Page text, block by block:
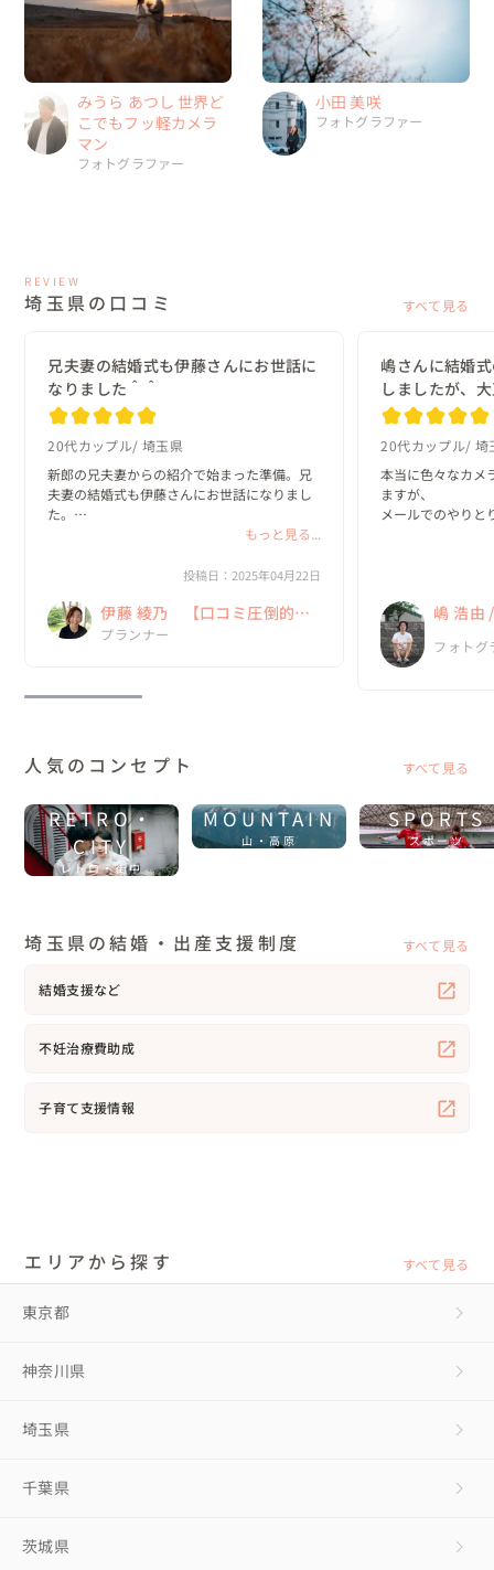
みうら あつし 世界ど
こでもフッ軽カメラ
マン
フォトグラファー
小田 美咲
フォトグラファー
REVIEW
埼玉県の口コミ すべて見る
兄夫妻の結婚式も伊藤さんにお世話に
なりました＾＾
20代カップル 埼玉県
新郎の兄夫妻からの紹介で始まった準備。兄
夫妻の結婚式も伊藤さんにお世話になりまし
た。
婚してすぐ子どもを授かり、出産前に式をあ
た日は緊急事態宣言のなか。やむなく延期し
ま...
もっと見る...
投稿日：2025年04月22日
伊藤 綾乃 【口コミ圧倒的
No.1！ 「NO」とは言わない
プランナー
嶋さんに結婚
しましたが、
20代カップル 埼
本当に色々なカメ
ますが、
メールでのやりと
素を引き出してく
嶋 浩由
フォトグ
人気のコンセプト すべて見る
RETRO・
CITY
レトロ・街中
MOUNTAIN
山・高原
SPORTS
スポーツ
埼玉県の結婚・出産支援制度 すべて見る
結婚支援など
不妊治療費助成
子育て支援情報
エリアから探す すべて見る
東京都
神奈川県
埼玉県
千葉県
茨城県